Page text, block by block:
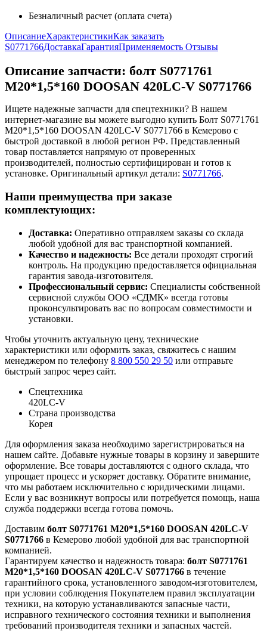
Безналичный расчет (оплата счета)
ОписаниеХарактеристикиКак заказать
S0771766ДоставкаГарантияПрименяемость Отзывы
Описание запчасти: болт S0771761
М20*1,5*160 DOOSAN 420LC-V S0771766
Ищете надежные запчасти для спецтехники? В нашем
интернет-магазине вы можете выгодно купить Болт S0771761
М20*1,5*160 DOOSAN 420LC-V S0771766 в Кемерово с
быстрой доставкой в любой регион РФ. Представленный
товар поставляется напрямую от проверенных
производителей, полностью сертифицирован и готов к
установке. Оригинальный артикул детали: S0771766.
Наши преимущества при заказе
комплектующих:
Доставка: Оперативно отправляем заказы со склада
любой удобной для вас транспортной компанией.
Качество и надежность: Все детали проходят строгий
контроль. На продукцию предоставляется официальная
гарантия завода-изготовителя.
Профессиональный сервис: Специалисты собственной
сервисной службы ООО «СДМК» всегда готовы
проконсультировать вас по вопросам совместимости и
установки.
Чтобы уточнить актуальную цену, технические
характеристики или оформить заказ, свяжитесь с нашим
менеджером по телефону 8 800 550 29 50 или отправьте
быстрый запрос через сайт.
Спецтехника
420LC-V
Страна производства
Корея
Для оформления заказа необходимо зарегистрироваться на
нашем сайте. Добавьте нужные товары в корзину и завершите
оформление. Все товары доставляются с одного склада, что
упрощает процесс и ускоряет доставку. Обратите внимание,
что мы работаем исключительно с юридическими лицами.
Если у вас возникнут вопросы или потребуется помощь, наша
служба поддержки всегда готова помочь.
Доставим болт S0771761 М20*1,5*160 DOOSAN 420LC-V
S0771766 в Кемерово любой удобной для вас транспортной
компанией.
Гарантируем качество и надежность товара: болт S0771761
М20*1,5*160 DOOSAN 420LC-V S0771766 в течение
гарантийного срока, установленного заводом-изготовителем,
при условии соблюдения Покупателем правил эксплуатации
техники, на которую устанавливаются запасные части,
исправного технического состояния техники и выполнения
требований производителя техники и запасных частей.